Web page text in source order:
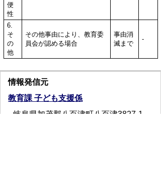
便
性
6.
そ
の
他
その他事由により、教育委
員会が認める場合
事由消
滅まで
-
情報発信元
教育課 子ども支援係
岐阜県加茂郡八百津町八百津3827-1